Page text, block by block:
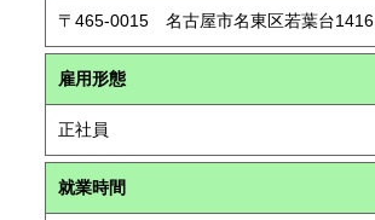
〒465-0015 名古屋市名東区若葉台1416
雇用形態
正社員
就業時間